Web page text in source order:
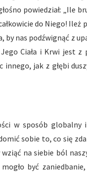
powiedział: „Ile
do Niego! Ileż
by nas podźwignąć z
Ciała i Krwi jest z
jak z głębi
w sposób globalny
sobie to, co się
na siebie ból
być